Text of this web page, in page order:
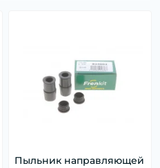
Пыльник направляющей